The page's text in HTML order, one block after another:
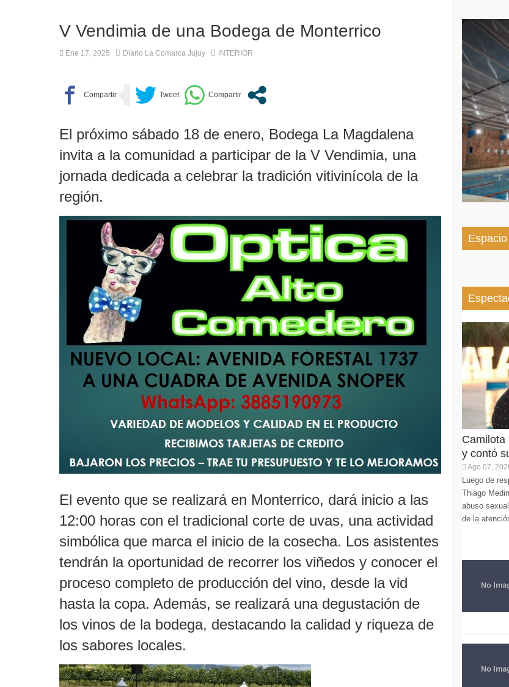
V Vendimia de una Bodega de Monterrico
Ene 17, 2025 Diario La Comarca Jujuy INTERIOR
El próximo sábado 18 de enero, Bodega La Magdalena
invita a la comunidad a participar de la V Vendimia, una
jornada dedicada a celebrar la tradición vitivinícola de la
región.
El evento que se realizará en Monterrico, dará inicio a las
12:00 horas con el tradicional corte de uvas, una actividad
simbólica que marca el inicio de la cosecha. Los asistentes
tendrán la oportunidad de recorrer los viñedos y conocer el
proceso completo de producción del vino, desde la vid
hasta la copa. Además, se realizará una degustación de
los vinos de la bodega, destacando la calidad y riqueza de
los sabores locales.
Camilota
y contó
Ago 07,
Luego de
Thiago
abuso
de la